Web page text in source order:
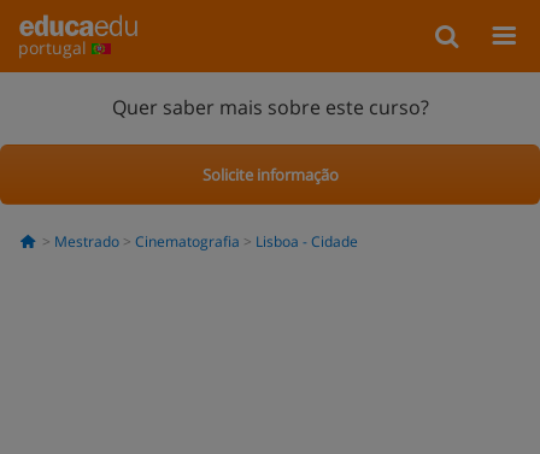
portugal
Quer saber mais sobre este curso?
Solicite informação
Mestrado Cinematografia Lisboa - Cidade